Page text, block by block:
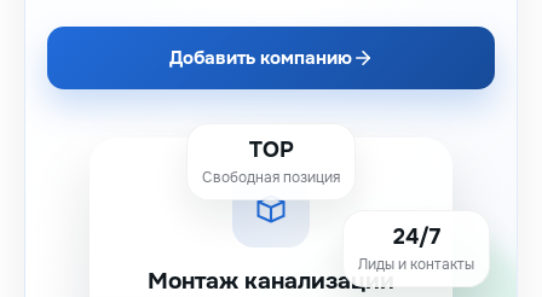
Добавить компанию
Монтаж канализации
TOP
Свободная позиция
24/7
Лиды и контакты